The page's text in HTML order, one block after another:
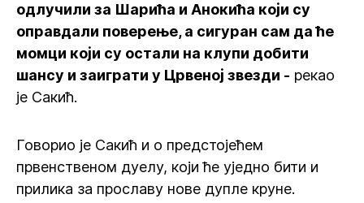
одлучили за Шарића и Анокића који су
оправдали поверење, а сигуран сам да ће
момци који су остали на клупи добити
шансу и заиграти у Црвеној звезди - рекао
је Сакић.
Говорио је Сакић и о предстојећем
првенственом дуелу, који ће уједно бити и
прилика за прославу нове дупле круне.